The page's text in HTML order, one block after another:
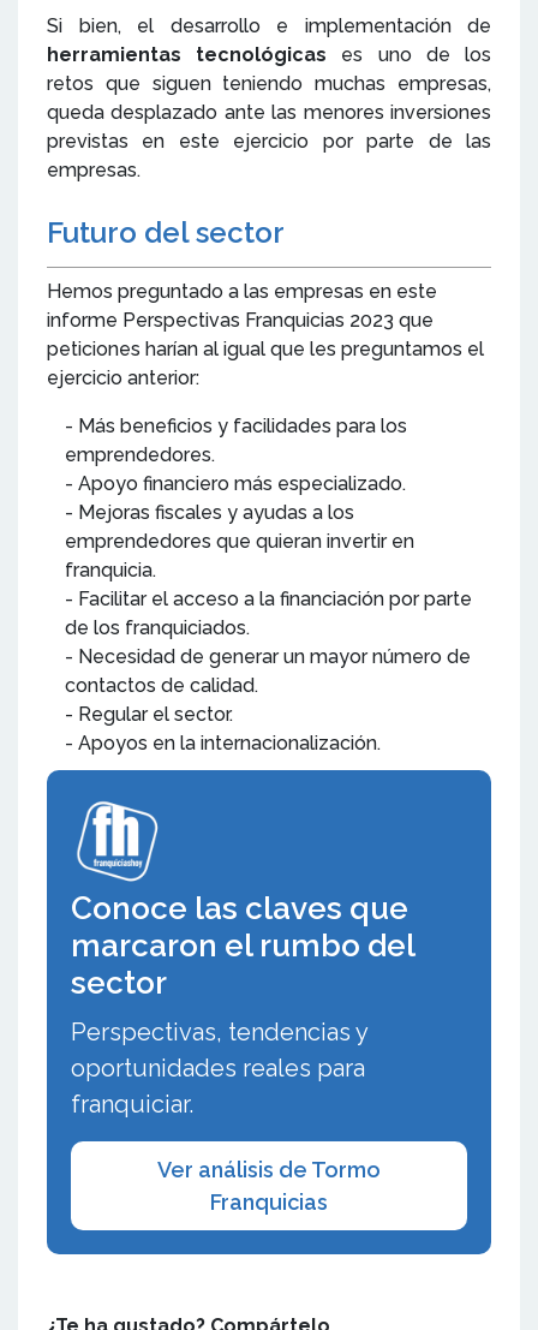
Si bien, el desarrollo e implementación de
herramientas tecnológicas es uno de los
retos que siguen teniendo muchas empresas,
queda desplazado ante las menores inversiones
previstas en este ejercicio por parte de las
empresas.
Futuro del sector
Hemos preguntado a las empresas en este
informe Perspectivas Franquicias 2023 que
peticiones harían al igual que les preguntamos el
ejercicio anterior:
- Más beneficios y facilidades para los
emprendedores.
- Apoyo financiero más especializado.
- Mejoras fiscales y ayudas a los
emprendedores que quieran invertir en
franquicia.
- Facilitar el acceso a la financiación por parte
de los franquiciados.
- Necesidad de generar un mayor número de
contactos de calidad.
- Regular el sector.
- Apoyos en la internacionalización.
Conoce las claves que
marcaron el rumbo del
sector
Perspectivas, tendencias y
oportunidades reales para
franquiciar.
Ver análisis de Tormo
Franquicias
¿Te ha gustado? Compártelo